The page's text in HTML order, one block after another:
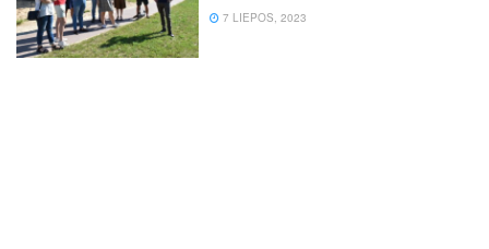
7 LIEPOS, 2023